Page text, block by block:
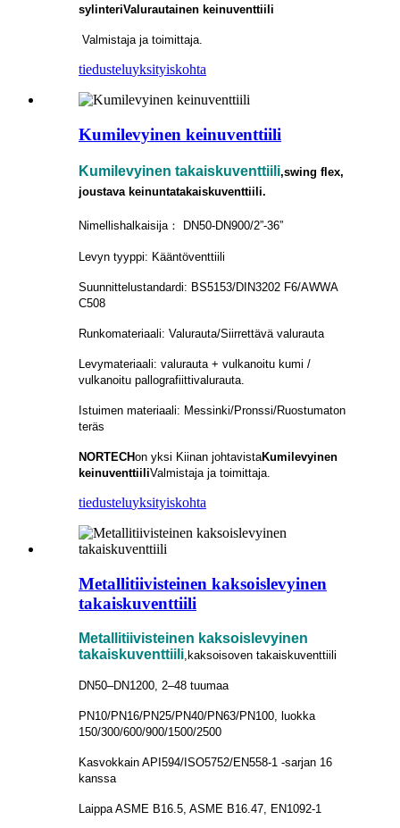
sylinteriValurautainen keinuventtiili
Valmistaja ja toimittaja.
tiedusteluyksityiskohta
Kumilevyinen keinuventtiili
Kumilevyinen takaiskuventtiili,swing flex,
joustava keinuntatakaiskuventtiili.
Nimellishalkaisija： DN50-DN900/2”-36”
Levyn tyyppi: Kääntöventtiili
Suunnittelustandardi: BS5153/DIN3202 F6/AWWA
C508
Runkomateriaali: Valurauta/Siirrettävä valurauta
Levymateriaali: valurauta + vulkanoitu kumi /
vulkanoitu pallografiittivalurauta.
Istuimen materiaali: Messinki/Pronssi/Ruostumaton
teräs
NORTECHon yksi Kiinan johtavistaKumilevyinen
keinuventtiiliValmistaja ja toimittaja.
tiedusteluyksityiskohta
Metallitiivisteinen kaksoislevyinen
takaiskuventtiili
Metallitiivisteinen kaksoislevyinen
takaiskuventtiili ,kaksoisoven takaiskuventtiili
DN50–DN1200, 2–48 tuumaa
PN10/PN16/PN25/PN40/PN63/PN100, luokka
150/300/600/900/1500/2500
Kasvokkain API594/ISO5752/EN558-1 -sarjan 16
kanssa
Laippa ASME B16.5, ASME B16.47, EN1092-1